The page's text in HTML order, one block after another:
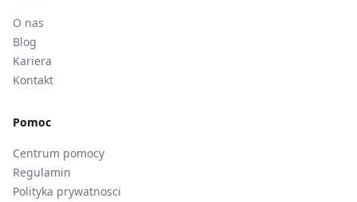
O nas
Blog
Kariera
Kontakt
Pomoc
Centrum pomocy
Regulamin
Polityka prywatnosci